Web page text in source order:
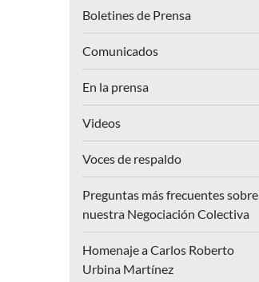
Boletines de Prensa
Comunicados
En la prensa
Videos
Voces de respaldo
Preguntas más frecuentes sobre
nuestra Negociación Colectiva
Homenaje a Carlos Roberto
Urbina Martínez